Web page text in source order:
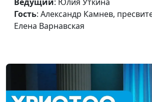
Как библейская Пасха
Бог явился во плоти.
Юлия
Гость: Александр Камнев,
Елена Варнавская